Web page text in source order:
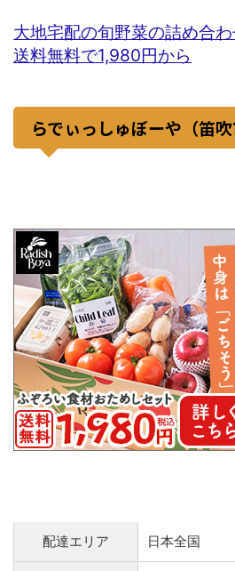
大地宅配の旬野菜の詰め合
送料無料で1,980円から
らでぃっしゅぼーや（笛吹
配達エリア 日本全国